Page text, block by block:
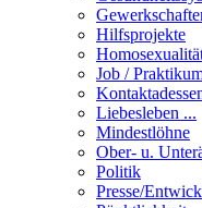
Hilfsprojekte
Job /
Liebesleben ...
Mindestlöhne
Ober- u.
Politik
Presse/